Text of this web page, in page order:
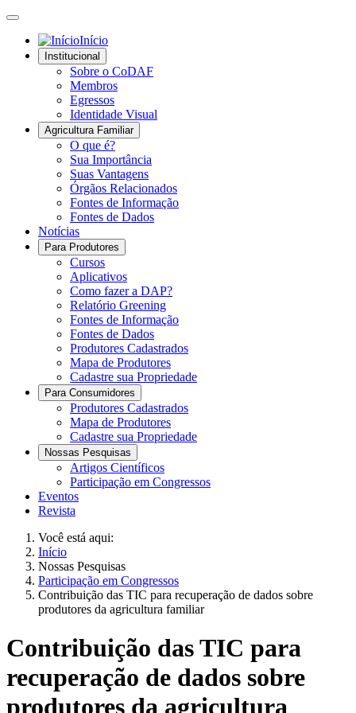
Início
Institucional
Sobre o CoDAF
Membros
Egressos
Identidade Visual
Agricultura Familiar
O que é?
Sua Importância
Suas Vantagens
Órgãos Relacionados
Fontes de Informação
Fontes de Dados
Notícias
Para Produtores
Cursos
Aplicativos
Como fazer a DAP?
Relatório Greening
Fontes de Informação
Fontes de Dados
Produtores Cadastrados
Mapa de Produtores
Cadastre sua Propriedade
Para Consumidores
Produtores Cadastrados
Mapa de Produtores
Cadastre sua Propriedade
Nossas Pesquisas
Artigos Científicos
Participação em Congressos
Eventos
Revista
Você está aqui:
Início
Nossas Pesquisas
Participação em Congressos
Contribuição das TIC para recuperação de dados sobre
produtores da agricultura familiar
Contribuição das TIC para
recuperação de dados sobre
produtores da agricultura